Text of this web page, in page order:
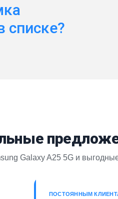
списке?
Galaxy A25 5G и
ПОСТОЯННЫМ